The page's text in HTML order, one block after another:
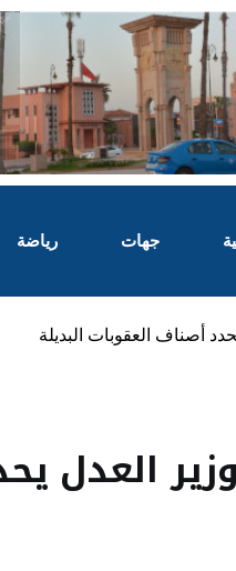
جهات رياضة
أصناف العقوبات البديلة
العدل